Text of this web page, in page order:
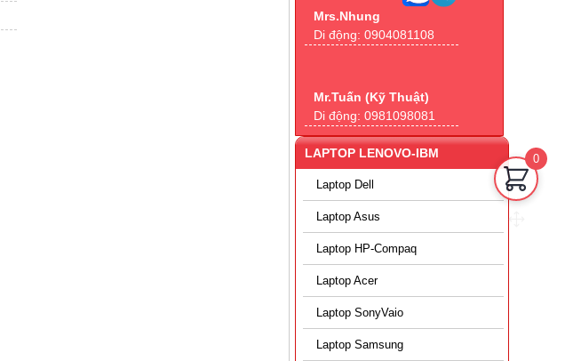
Mrs.Nhung
Di động: 0904081108
Mr.Tuấn (Kỹ Thuật)
Di động: 0981098081
LAPTOP LENOVO-IBM
Laptop Dell
Laptop Asus
Laptop HP-Compaq
Laptop Acer
Laptop SonyVaio
Laptop Samsung
0